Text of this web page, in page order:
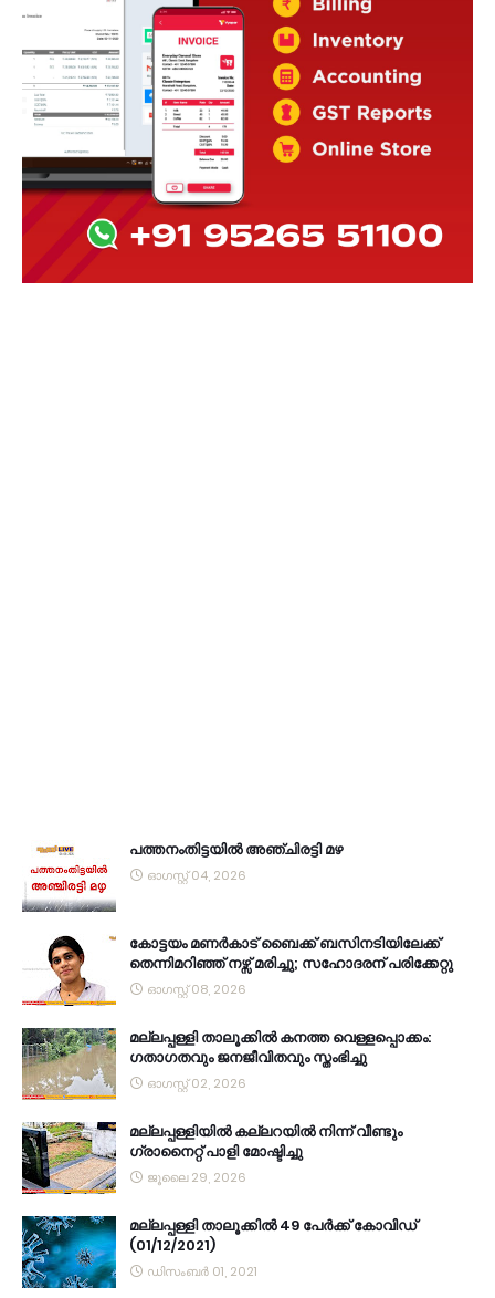
പത്തനംതിട്ടയിൽ അഞ്ചിരട്ടി മഴ
ഓഗസ്റ്റ് 04, 2026
കോട്ടയം മണർകാട് ബൈക്ക് ബസിനടിയിലേക്ക്
തെന്നിമറിഞ്ഞ് നഴ്സ് മരിച്ചു; സഹോദരന് പരിക്കേറ്റു
ഓഗസ്റ്റ് 08, 2026
മല്ലപ്പള്ളി താലൂക്കിൽ കനത്ത വെള്ളപ്പൊക്കം:
ഗതാഗതവും ജനജീവിതവും സ്തംഭിച്ചു
ഓഗസ്റ്റ് 02, 2026
മല്ലപ്പള്ളിയിൽ കല്ലറയിൽ നിന്ന് വീണ്ടും
ഗ്രാനൈറ്റ് പാളി മോഷ്ടിച്ചു
ജൂലൈ 29, 2026
മല്ലപ്പള്ളി താലൂക്കിൽ 49 പേർക്ക് കോവിഡ്
(01/12/2021)
ഡിസംബർ 01, 2021